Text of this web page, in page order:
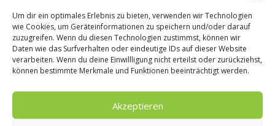
Um dir ein optimales Erlebnis zu bieten, verwenden wir Technologien
wie Cookies, um Geräteinformationen zu speichern und/oder darauf
zuzugreifen. Wenn du diesen Technologien zustimmst, können wir
Daten wie das Surfverhalten oder eindeutige IDs auf dieser Website
verarbeiten. Wenn du deine Einwillligung nicht erteilst oder zurückziehst,
können bestimmte Merkmale und Funktionen beeinträchtigt werden.
Akzeptieren
Ihr Erfolg gibt ihr recht: Rund 50 Spitzenrestaurants –
darunter das nahegelegeneJezz AlmResortmit
seinem KüchenchefJuan Kaiser– führen
Kaiserschnecken auf der Karte. Manche servieren sie
klassisch in Butter und Kräutern, andere modern –
etwa mit fermentiertem Sellerie oder als
Raviolifüllung. Und auch in Privatküchen findet die